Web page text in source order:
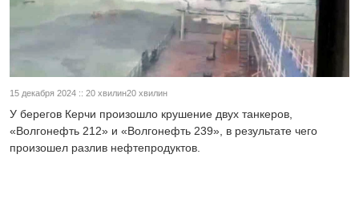
15 декабря 2024 :: 20 хвилин20 хвилин
У берегов Керчи произошло крушение двух танкеров,
«Волгонефть 212» и «Волгонефть 239», в результате чего
произошел разлив нефтепродуктов.